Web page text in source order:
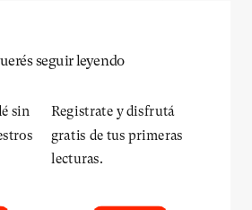
seguir leyendo
sin Registrate y disfrutá
gratis de tus primeras
lecturas.